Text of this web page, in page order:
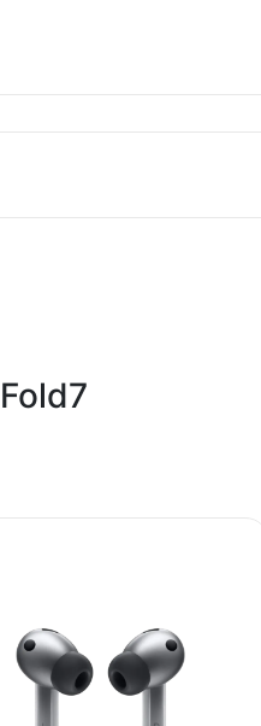
Comtrade, Roaming
uslove reklamacije i
Superfon doo se trudi
garantuje da su svi